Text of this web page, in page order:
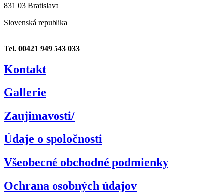
831 03 Bratislava
Slovenská republika
Tel. 00421 949 543 033
Kontakt
Gallerie
Zaujimavosti/
Údaje o spoločnosti
Všeobecné obchodné podmienky
Ochrana osobných údajov